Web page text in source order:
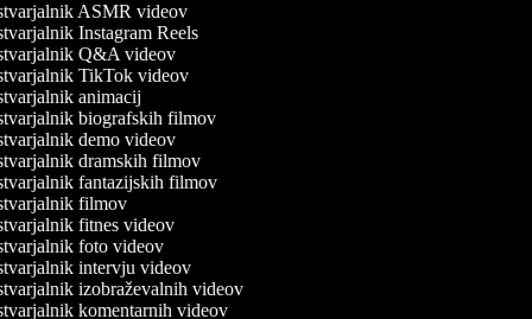
ASMR videov
Instagram Reels
Q&A videov
TikTok videov
animacij
biografskih filmov
demo videov
dramskih filmov
fantazijskih filmov
filmov
fitnes videov
foto videov
intervju videov
izobraževalnih videov
komentarnih videov